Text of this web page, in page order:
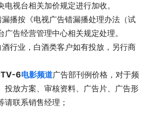
电视台相关加价规定进行加收。
播按《电视广告错漏播处理办法（试
告经营管理中心相关规定处理。
行业，白酒类客户如有投放，另行商
6电影频道广告部刊例价格，对于频
投放方案、审核资料、广告片、广告形
请联系销售经理；